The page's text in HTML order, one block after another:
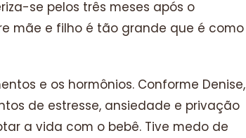
se pelos três meses após o
mãe e filho é tão grande que é como
e os hormônios. Conforme Denise,
de estresse, ansiedade e privação
a vida com o bebê. Tive medo de